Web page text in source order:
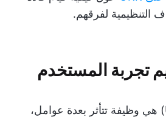
التنظيمية لفرقهم.
تجربة المستخدم (UX) هي وظيفة تتأثر بعدة عوامل،